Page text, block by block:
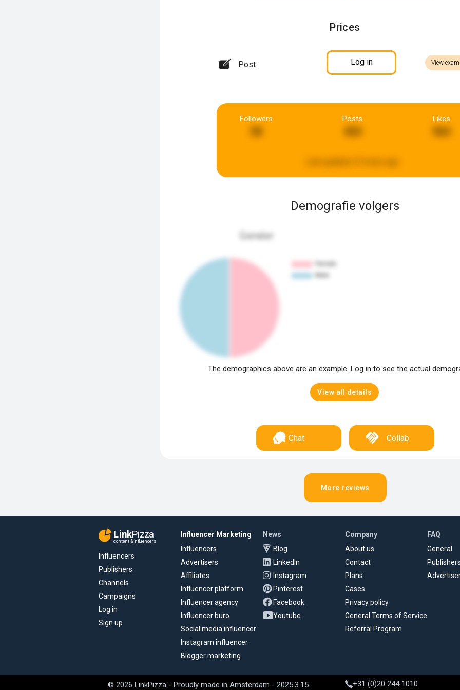
Prices
Post Log in View
Followers Posts
454
Likes
964
Demografie volgers
Gender
The demographics above are an example. Log in to see the actual
View all details
Chat Collab
More reviews
LinkPizza
content & influencers
Influencers
Publishers
Channels
Campaigns
Log in
Sign up
Influencer Marketing
Influencers
Advertisers
Affiliates
Influencer platform
Influencer agency
Influencer buro
Social media influencer
Instagram influencer
Blogger marketing
News
Blog
LinkedIn
Instagram
Pinterest
Facebook
Youtube
Company
About us
Contact
Plans
Cases
Privacy policy
General Terms of Service
Referral Program
FAQ
General
© 2026 LinkPizza - Proudly made in Amsterdam - 2025.3.15 +31 (0)20 244 1010